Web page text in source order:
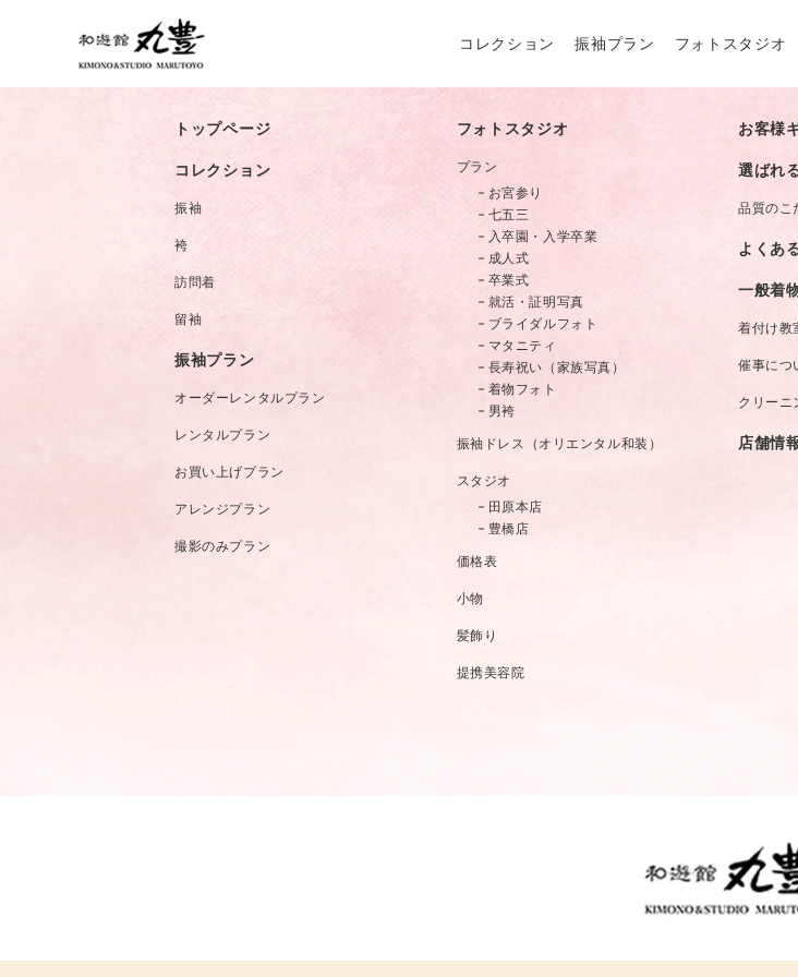
コレクション
振袖コレクション
訪問着コレクション
留袖コレクション
振袖プラン
オーダーレンタルプラン
お買い上げプラン
撮影のみプラン
フォトスタジオ
トップページ
コレクション
振袖
袴
訪問着
留袖
振袖プラン
オーダーレンタルプラン
レンタルプラン
お買い上げプラン
アレンジプラン
撮影のみプラン
フォトスタジオ
プラン
お宮参り
七五三
入卒園・入学卒業
成人式
卒業式
就活・証明写真
ブライダルフォト
マタニティ
長寿祝い（家族写真）
着物フォト
男袴
振袖ドレス（オリエンタル和装）
スタジオ
田原本店
豊橋店
価格表
小物
髪飾り
提携美容院
お客様
選ばれ
品質のこ
よくあ
一般着
着付け教
催事につ
クリーニ
店舗情